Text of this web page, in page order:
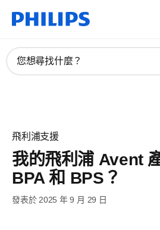
您想尋找什麼？
飛利浦支援
我的飛利浦 Avent
BPA 和 BPS？
發表於 2025 年 9 月 29 日